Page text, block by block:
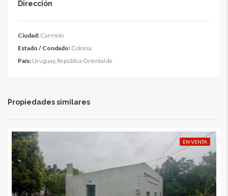
Dirección
Ciudad: Carmelo
Estado / Condado: Colonia
País: Uruguay, República Oriental de
Propiedades similares
EN VENTA